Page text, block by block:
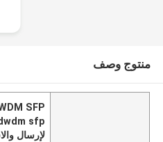
منتوج وصف